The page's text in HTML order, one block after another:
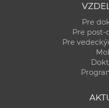
Pre
Pre post-
Pre